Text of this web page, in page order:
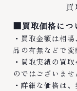
■買取価格につ
・買取金額は相
品の有無などで変
・買取実績の買
のではございませ
・詳細な価格は